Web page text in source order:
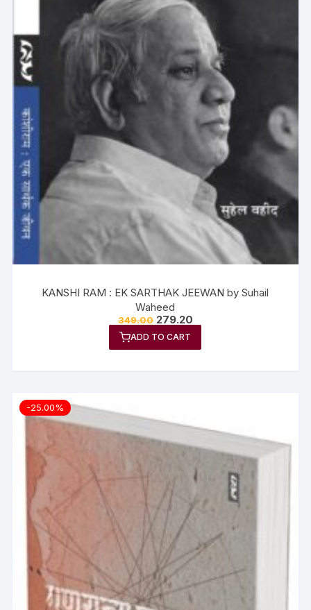
KANSHI RAM : EK SARTHAK JEEWAN by Suhail
Waheed
349.00 279.20
ADD TO CART
-25.00%